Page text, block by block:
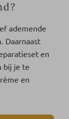
ademende
Daarnaast
en
bij je te
en